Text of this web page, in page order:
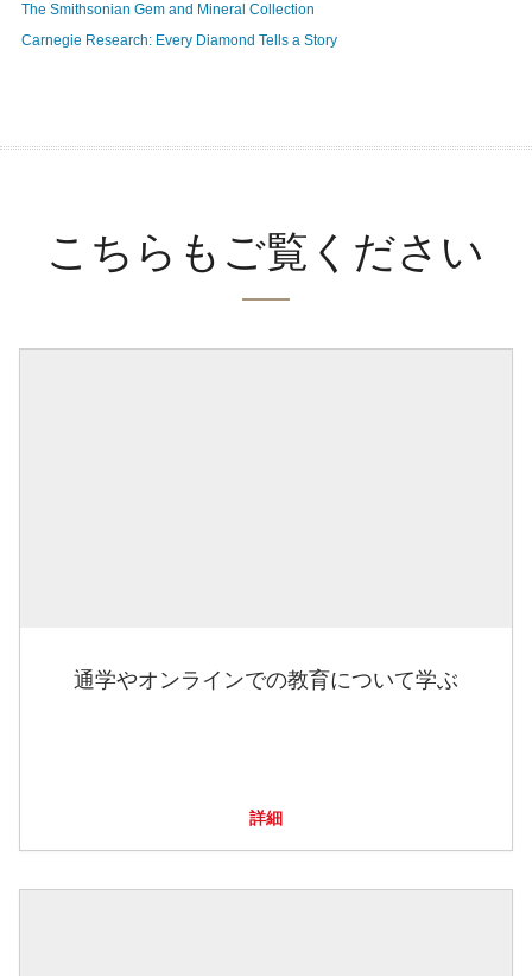
The Smithsonian Gem and Mineral Collection
Carnegie Research: Every Diamond Tells a Story
こちらもご覧ください
通学やオンラインでの教育について学ぶ
詳細